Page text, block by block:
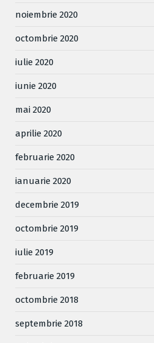
noiembrie 2020
octombrie 2020
iulie 2020
iunie 2020
mai 2020
aprilie 2020
februarie 2020
ianuarie 2020
decembrie 2019
octombrie 2019
iulie 2019
februarie 2019
octombrie 2018
septembrie 2018